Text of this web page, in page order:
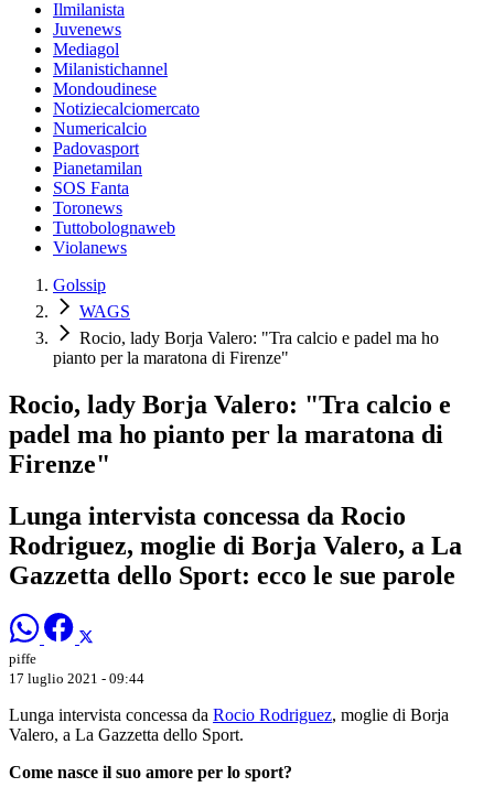
Ilmilanista
Juvenews
Mediagol
Milanistichannel
Mondoudinese
Notiziecalciomercato
Numericalcio
Padovasport
Pianetamilan
SOS Fanta
Toronews
Tuttobolognaweb
Violanews
Golssip
WAGS
Rocio, lady Borja Valero: "Tra calcio e padel ma ho
pianto per la maratona di Firenze"
Rocio, lady Borja Valero: "Tra calcio e
padel ma ho pianto per la maratona di
Firenze"
Lunga intervista concessa da Rocio
Rodriguez, moglie di Borja Valero, a La
Gazzetta dello Sport: ecco le sue parole
piffe
17 luglio 2021 - 09:44
Lunga intervista concessa da Rocio Rodriguez, moglie di Borja
Valero, a La Gazzetta dello Sport.
Come nasce il suo amore per lo sport?